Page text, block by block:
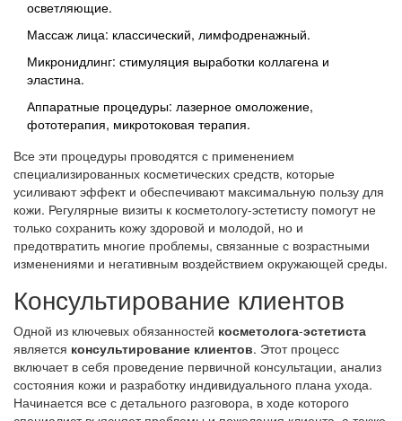
осветляющие.
Массаж лица: классический, лимфодренажный.
Микронидлинг: стимуляция выработки коллагена и
эластина.
Аппаратные процедуры: лазерное омоложение,
фототерапия, микротоковая терапия.
Все эти процедуры проводятся с применением
специализированных косметических средств, которые
усиливают эффект и обеспечивают максимальную пользу для
кожи. Регулярные визиты к косметологу-эстетисту помогут не
только сохранить кожу здоровой и молодой, но и
предотвратить многие проблемы, связанные с возрастными
изменениями и негативным воздействием окружающей среды.
Консультирование клиентов
Одной из ключевых обязанностей косметолога-эстетиста
является консультирование клиентов. Этот процесс
включает в себя проведение первичной консультации, анализ
состояния кожи и разработку индивидуального плана ухода.
Начинается все с детального разговора, в ходе которого